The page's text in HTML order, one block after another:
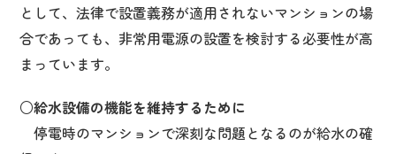
として、法律で設置義務が適用されないマンションの場
合であっても、非常用電源の設置を検討する必要性が高
まっています。
○給水設備の機能を維持するために
停電時のマンションで深刻な問題となるのが給水の確